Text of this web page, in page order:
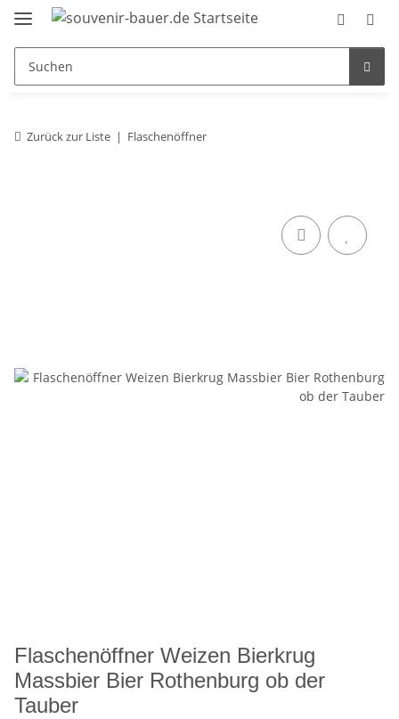
Zurück zur Liste Flaschenöffner
Flaschenöffner Weizen Bierkrug
Massbier Bier Rothenburg ob der
Tauber